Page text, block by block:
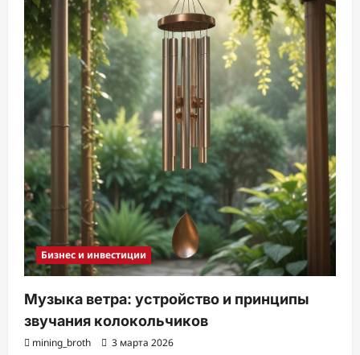
Бизнес и инвестиции
Музыка ветра: устройство и принципы
звучания колокольчиков
mining_broth 3 марта 2026